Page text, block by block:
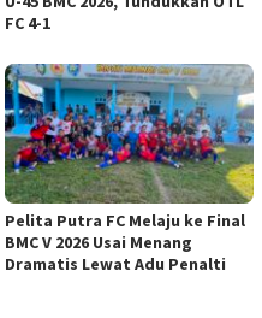
FC 4-1
Pelita Putra FC Melaju ke Final
BMC V 2026 Usai Menang
Dramatis Lewat Adu Penalti